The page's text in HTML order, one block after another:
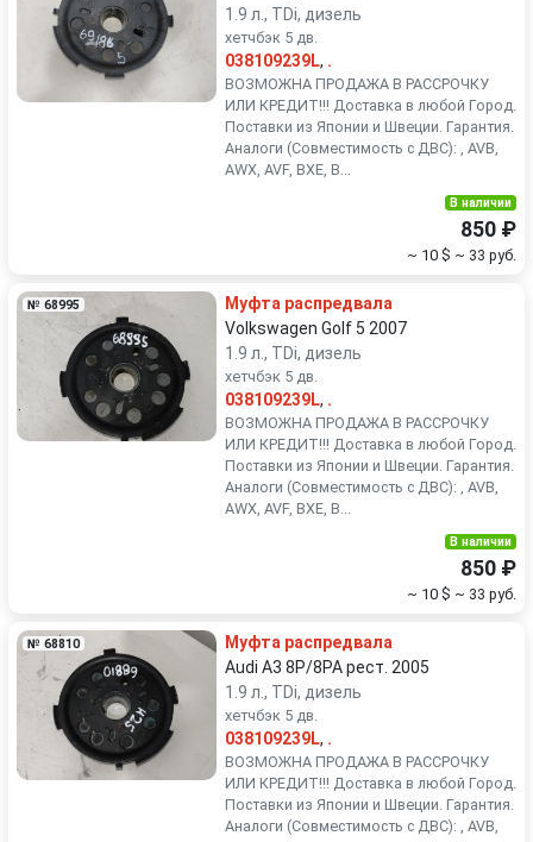
1.9 л., TDi, дизель
хетчбэк 5 дв.
038109239L, .
ВОЗМОЖНА ПРОДАЖА В РАССРОЧКУ
ИЛИ КРЕДИТ!!! Доставка в любой Город.
Поставки из Японии и Швеции. Гарантия.
Аналоги (Совместимость с ДВС): , AVB,
AWX, AVF, BXE, B...
В наличии
850 ₽
~ 10 $ ~ 33 руб.
№ 68995
Муфта распредвала
Volkswagen Golf 5 2007
1.9 л., TDi, дизель
хетчбэк 5 дв.
038109239L, .
ВОЗМОЖНА ПРОДАЖА В РАССРОЧКУ
ИЛИ КРЕДИТ!!! Доставка в любой Город.
Поставки из Японии и Швеции. Гарантия.
Аналоги (Совместимость с ДВС): , AVB,
AWX, AVF, BXE, B...
В наличии
850 ₽
~ 10 $ ~ 33 руб.
№ 68810
Муфта распредвала
Audi A3 8P/8PA рест. 2005
1.9 л., TDi, дизель
хетчбэк 5 дв.
038109239L, .
ВОЗМОЖНА ПРОДАЖА В РАССРОЧКУ
ИЛИ КРЕДИТ!!! Доставка в любой Город.
Поставки из Японии и Швеции. Гарантия.
Аналоги (Совместимость с ДВС): , AVB,